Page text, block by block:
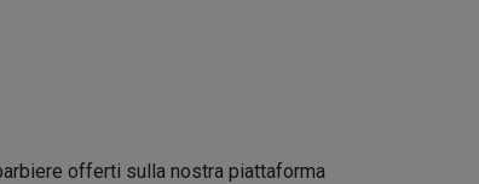
offerti sulla nostra piattaforma